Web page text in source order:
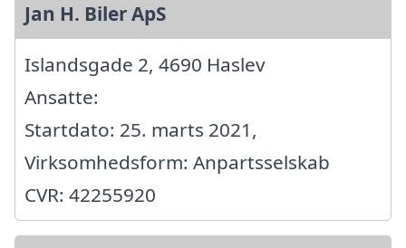
Jan H. Biler ApS
Islandsgade 2, 4690 Haslev
Ansatte:
Startdato: 25. marts 2021,
Virksomhedsform: Anpartsselskab
CVR: 42255920